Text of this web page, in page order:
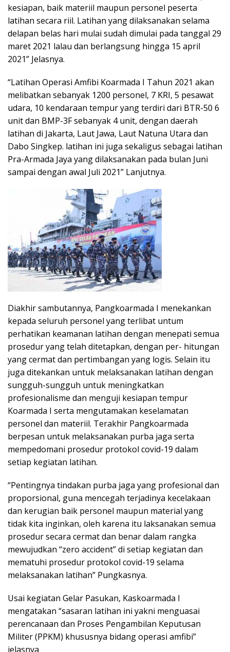
kesiapan, baik materiil maupun personel peserta
latihan secara riil. Latihan yang dilaksanakan selama
delapan belas hari mulai sudah dimulai pada tanggal 29
maret 2021 lalau dan berlangsung hingga 15 april
2021” Jelasnya.
“Latihan Operasi Amfibi Koarmada I Tahun 2021 akan
melibatkan sebanyak 1200 personel, 7 KRI, 5 pesawat
udara, 10 kendaraan tempur yang terdiri dari BTR-50 6
unit dan BMP-3F sebanyak 4 unit, dengan daerah
latihan di Jakarta, Laut Jawa, Laut Natuna Utara dan
Dabo Singkep. latihan ini juga sekaligus sebagai latihan
Pra-Armada Jaya yang dilaksanakan pada bulan Juni
sampai dengan awal Juli 2021” Lanjutnya.
Diakhir sambutannya, Pangkoarmada I menekankan
kepada seluruh personel yang terlibat untum
perhatikan keamanan latihan dengan menepati semua
prosedur yang telah ditetapkan, dengan per- hitungan
yang cermat dan pertimbangan yang logis. Selain itu
juga ditekankan untuk melaksanakan latihan dengan
sungguh-sungguh untuk meningkatkan
profesionalisme dan menguji kesiapan tempur
Koarmada I serta mengutamakan keselamatan
personel dan materiil. Terakhir Pangkoarmada
berpesan untuk melaksanakan purba jaga serta
mempedomani prosedur protokol covid-19 dalam
setiap kegiatan latihan.
“Pentingnya tindakan purba jaga yang profesional dan
proporsional, guna mencegah terjadinya kecelakaan
dan kerugian baik personel maupun material yang
tidak kita inginkan, oleh karena itu laksanakan semua
prosedur secara cermat dan benar dalam rangka
mewujudkan “zero accident” di setiap kegiatan dan
mematuhi prosedur protokol covid-19 selama
melaksanakan latihan” Pungkasnya.
Usai kegiatan Gelar Pasukan, Kaskoarmada I
mengatakan “sasaran latihan ini yakni menguasai
perencanaan dan Proses Pengambilan Keputusan
Militer (PPKM) khususnya bidang operasi amfibi”
jelasnya